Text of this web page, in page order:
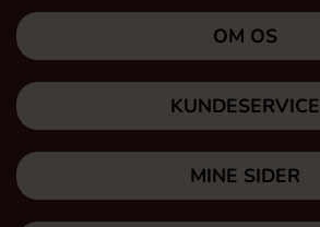
OM OS
KUNDESERVICE
MINE SIDER